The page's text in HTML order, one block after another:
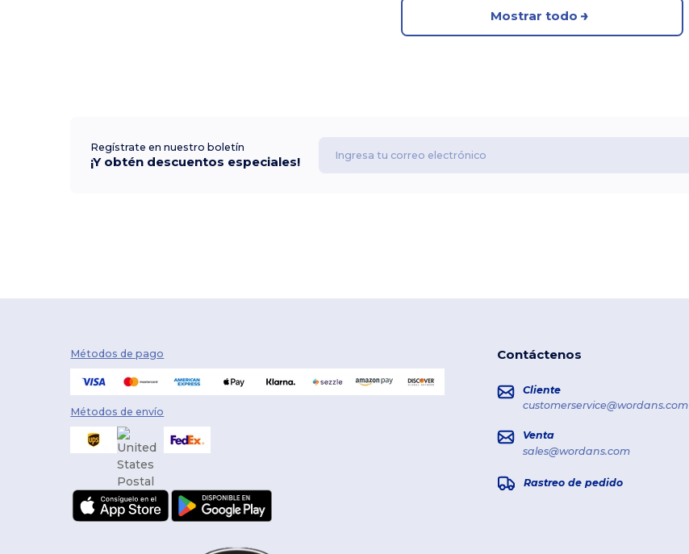
Mostrar todo
Regístrate en nuestro boletín
¡Y obtén descuentos especiales!
Métodos de pago
Métodos de envío
Contáctenos
Cliente
customerservice@wordans.com
Venta
sales@wordans.com
Rastreo de pedido